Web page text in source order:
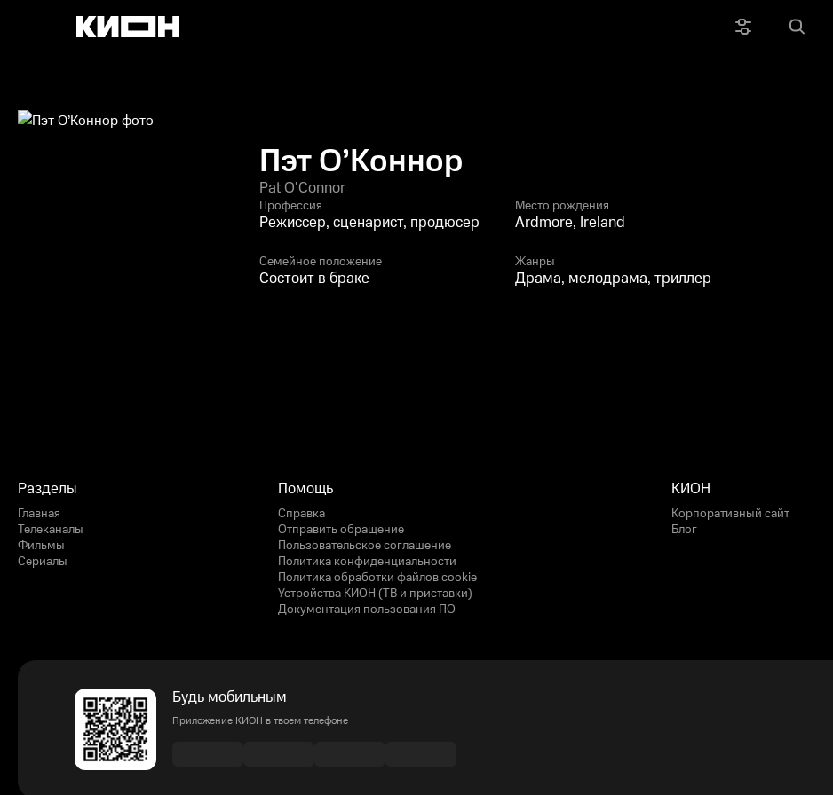
Пэт О’Коннор
Pat O'Connor
Профессия
Режиссер, сценарист, продюсер
Место рождения
Ardmore, Ireland
Семейное положение
Состоит в браке
Жанры
Драма, мелодрама, триллер
Разделы
Главная
Телеканалы
Фильмы
Сериалы
Помощь
Справка
Отправить обращение
Пользовательское соглашение
Политика конфиденциальности
Политика обработки файлов cookie
Устройства КИОН (ТВ и приставки)
Документация пользования ПО
КИОН
Корпоративный сайт
Блог
Будь мобильным
Приложение КИОН в твоем телефоне